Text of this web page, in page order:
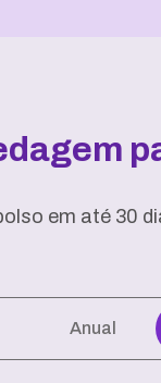
em até 30
Anual